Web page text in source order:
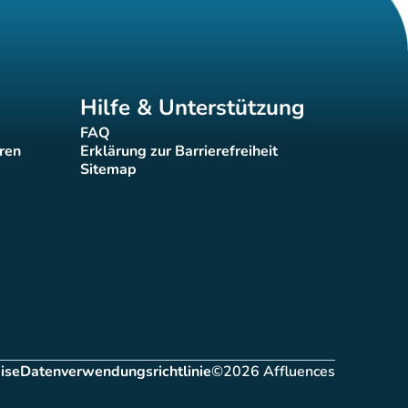
Hilfe & Unterstützung
FAQ(new tab)
Erklärung zur Barrierefreiheit
(new tab)
Sitemap(new tab)
Datenverwendungsrichtlinie
(new tab) ©2026 Affluences